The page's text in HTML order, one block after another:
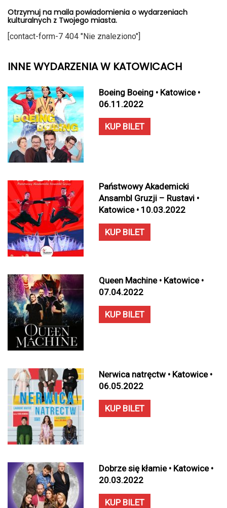
Otrzymuj na maila powiadomienia o wydarzeniach
kulturalnych z Twojego miasta.
[contact-form-7 404 "Nie znaleziono"]
INNE WYDARZENIA W KATOWICACH
Boeing Boeing • Katowice •
06.11.2022
KUP BILET
Państwowy Akademicki
Ansambl Gruzji – Rustavi •
Katowice • 10.03.2022
KUP BILET
Queen Machine • Katowice •
07.04.2022
KUP BILET
Nerwica natręctw • Katowice •
06.05.2022
KUP BILET
Dobrze się kłamie • Katowice •
20.03.2022
KUP BILET